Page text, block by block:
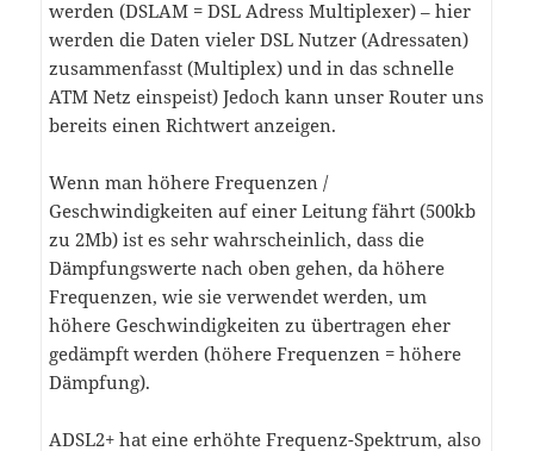
werden (DSLAM = DSL Adress Multiplexer) – hier
werden die Daten vieler DSL Nutzer (Adressaten)
zusammenfasst (Multiplex) und in das schnelle
ATM Netz einspeist) Jedoch kann unser Router uns
bereits einen Richtwert anzeigen.
Wenn man höhere Frequenzen /
Geschwindigkeiten auf einer Leitung fährt (500kb
zu 2Mb) ist es sehr wahrscheinlich, dass die
Dämpfungswerte nach oben gehen, da höhere
Frequenzen, wie sie verwendet werden, um
höhere Geschwindigkeiten zu übertragen eher
gedämpft werden (höhere Frequenzen = höhere
Dämpfung).
ADSL2+ hat eine erhöhte Frequenz-Spektrum, also